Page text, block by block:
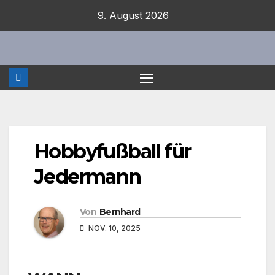
9. August 2026
Hobbyfußball für
Jedermann
Von Bernhard
NOV. 10, 2025